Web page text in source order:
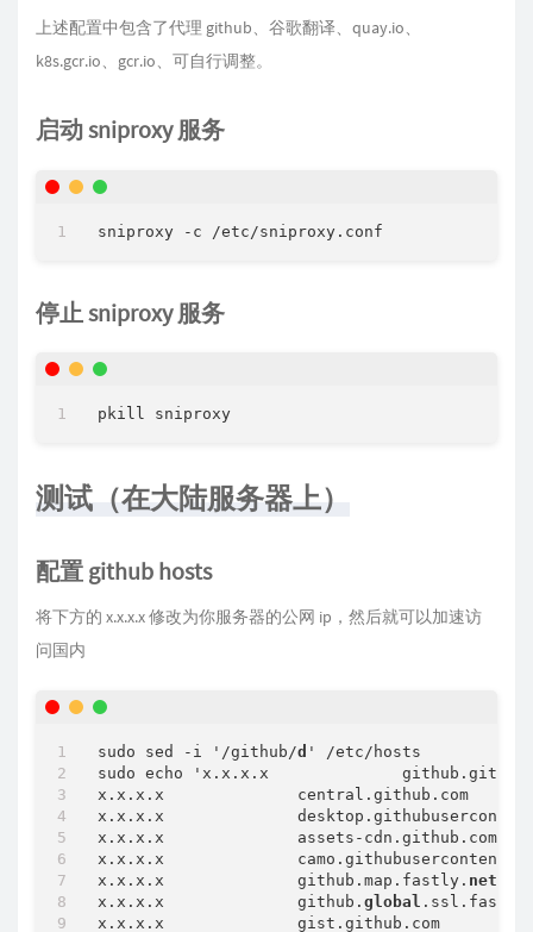
#       valid Perl-compatible Regular
# target:
#       - '*' to use the hostname that the
# pattern       target
table https_hosts {
# local socket server most likely will
    (.*.|)github.com$ *
    (.*.|)githubusercontent.com$ *
    gcr.io$ *
    k8s.gcr.io$ *
}
    example.
com 192.0.2.10
    example.net
192.0.2.20
上述配置中包含了代理 github、谷歌翻译、quay.io、
k8s.gcr.io、gcr.io、可自行调整。
启动 sniproxy 服务
停止 sniproxy 服务
测试（在大陆服务器上）
配置 github hosts
将下方的 x.x.x.x 修改为你服务器的公网 ip，然后就可以加速访
问国内
sudo sed -i '/github/d ' /etc/hosts
sudo echo 'x.x.x.x
x.x.x.x              central.github.com
x.x.x.x
x.x.x.x              assets-cdn.github.com
x.x.x.x
x.x.x.x              github.map.fastly. net
x.x.x.x              github. global
x.x.x.x              gist.github.com